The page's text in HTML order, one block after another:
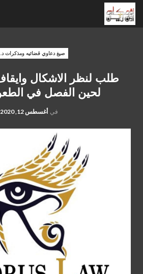
صيغ
طلب لنظر الاشكال
لحين الفصل في
في أغسطس 12, 2020